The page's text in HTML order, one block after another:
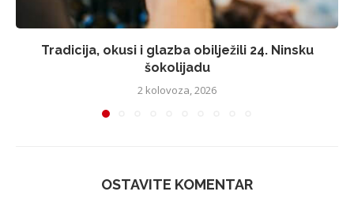
Tradicija, okusi i glazba obilježili 24. Ninsku
šokolijadu
2 kolovoza, 2026
OSTAVITE KOMENTAR